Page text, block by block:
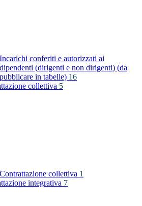
Incarichi conferiti e autorizzati ai
dipendenti (dirigenti e non dirigenti) (da
pubblicare in tabelle) 16
collettiva 5
Contrattazione collettiva 1
integrativa 7